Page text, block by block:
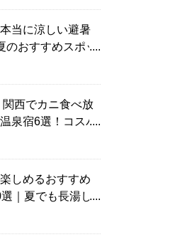
本当に涼しい避暑
おすすめスポッ
関西でカニ食べ放
泉宿6選！コスパ
しめるおすすめ
｜夏でも長湯し